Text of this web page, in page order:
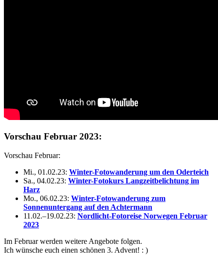
Vorschau Februar 2023:
Vorschau Februar:
Mi., 01.02.23: Winter-Fotowanderung um den Oderteich
Sa., 04.02.23: Winter-Fotokurs Langzeitbelichtung im
Harz
Mo., 06.02.23: Winter-Fotowanderung zum
Sonnenuntergang auf den Achtermann
11.02.–19.02.23: Nordlicht-Fotoreise Norwegen Februar
2023
Im Februar werden weitere Angebote folgen.
Ich wünsche euch einen schönen 3. Advent! : )